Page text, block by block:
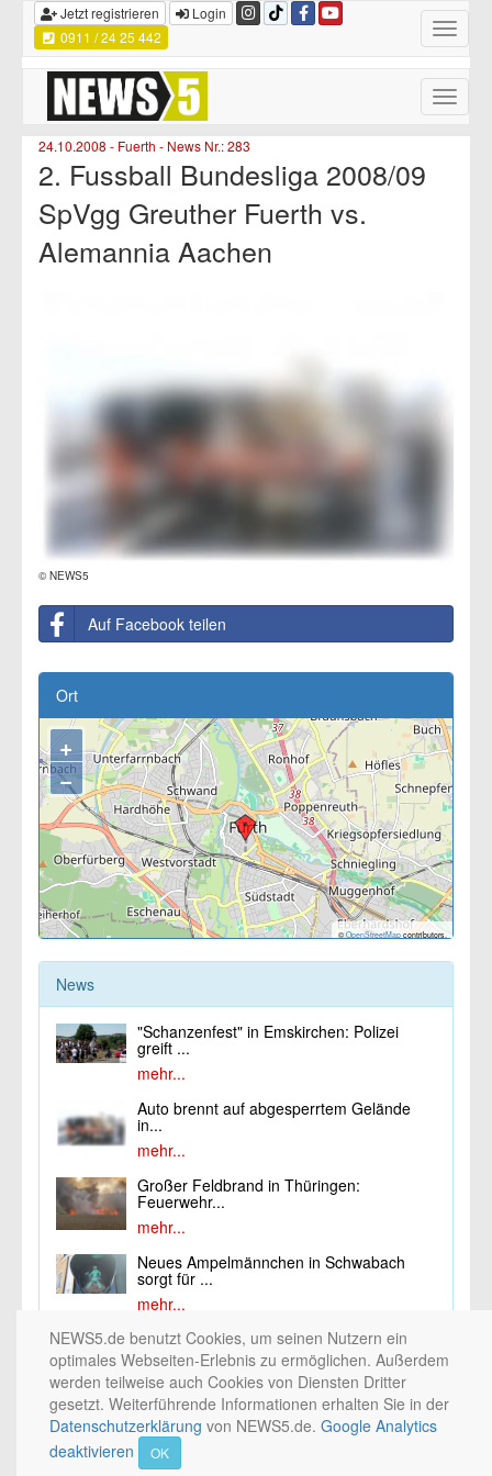
Toggle
Jetzt registrieren
Login
0911 / 24 25 442
Toggle
24.10.2008 - Fuerth - News Nr.: 283
2. Fussball Bundesliga 2008/09
SpVgg Greuther Fuerth vs.
Alemannia Aachen
© NEWS5
Auf Facebook teilen
Ort
+
−
© OpenStreetMapcontributors.
News
"Schanzenfest" in Emskirchen: Polizei
greift ...
mehr...
Auto brennt auf abgesperrtem Gelände
in...
mehr...
Großer Feldbrand in Thüringen:
Feuerwehr...
mehr...
Neues Ampelmännchen in Schwabach
sorgt für ...
mehr...
© 2002 - 2026 by5NETWORK/PICTURE5/ Medienhaus Nürnberg / 10nach8 /
NEWS5. All rights reserved. / 2.0.0
NEWS5.de benutzt Cookies, um seinen Nutzern ein
optimales Webseiten-Erlebnis zu ermöglichen. Außerdem
werden teilweise auch Cookies von Diensten Dritter
gesetzt. Weiterführende Informationen erhalten Sie in der
Datenschutzerklärung von NEWS5.de. Google Analytics
deaktivieren
OK